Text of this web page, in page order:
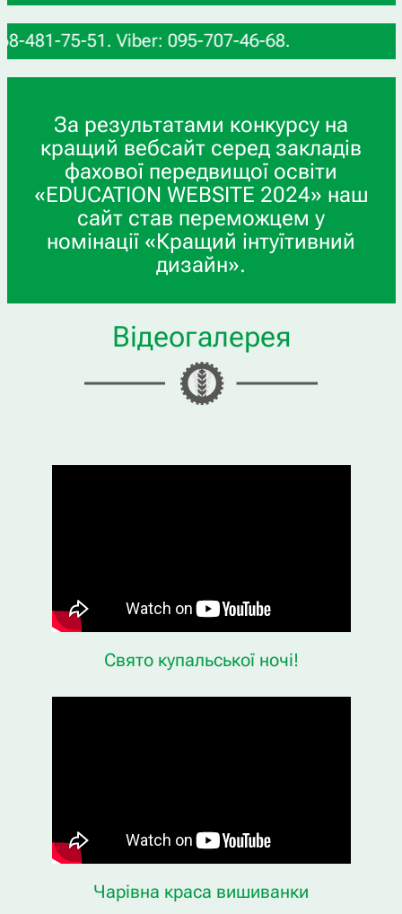
75-51. Viber: 095-707-46-68.
За результатами конкурсу на
кращий вебсайт серед закладів
фахової передвищої освіти
«EDUCATION WEBSITE 2024» наш
сайт став переможцем у
номінації «Кращий інтуїтивний
дизайн».
Відеогалерея
Свято купальської ночі!
Чарівна краса вишиванки